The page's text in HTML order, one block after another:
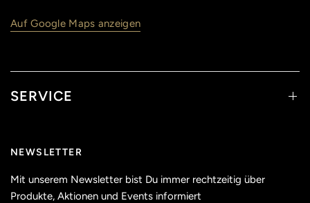
Auf Google Maps anzeigen
SERVICE
NEWSLETTER
Mit unserem Newsletter bist Du immer rechtzeitig über
Produkte, Aktionen und Events informiert